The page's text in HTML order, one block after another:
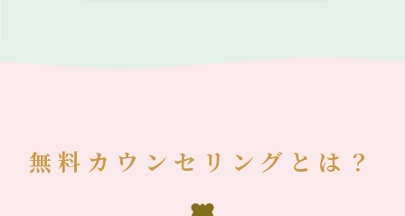
無料カウンセリングとは？